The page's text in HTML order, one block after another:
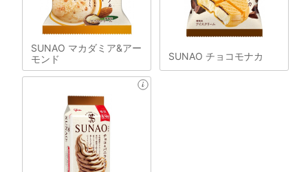
SUNAO マカダミア&アー
モンド
SUNAO チョコモナカ